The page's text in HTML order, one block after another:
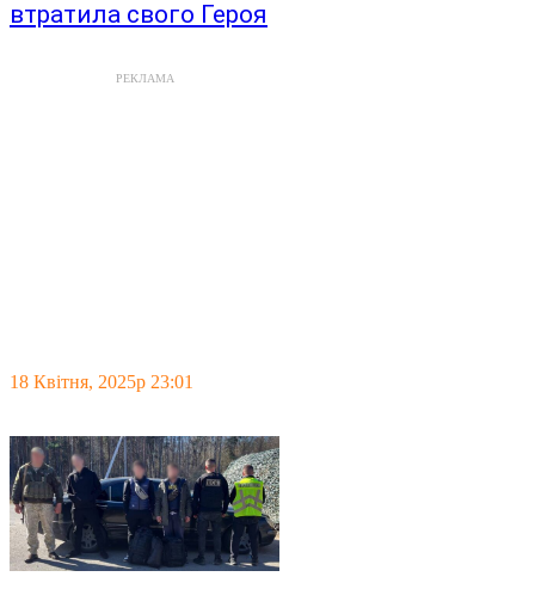
втратила свого Героя
РЕКЛАМА
18 Квітня, 2025р 23:01